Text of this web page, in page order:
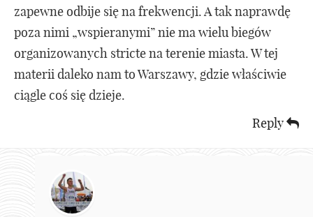
zapewne odbije się na frekwencji. A tak naprawdę
poza nimi „wspieranymi” nie ma wielu biegów
organizowanych stricte na terenie miasta. W tej
materii daleko nam to Warszawy, gdzie właściwie
ciągle coś się dzieje.
Reply